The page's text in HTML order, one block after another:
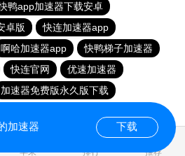
鸭app加速器下载安卓
卓版
快连加速器app
啊哈加速器app
快鸭梯子加速器
快连官网
优速加速器
加速器免费版永久版下载
苹果 排行 推荐
加速器 下载
0.019318s